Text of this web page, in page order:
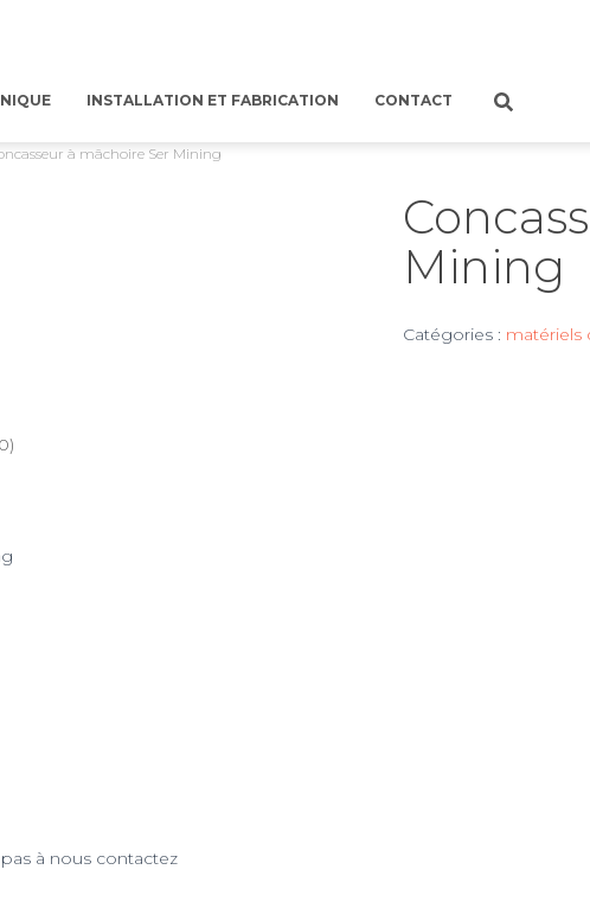
INSTALLATION ET FABRICATION CONTACT
à mâchoire Ser Mining
Mining
Catégories : matériels
à nous contactez